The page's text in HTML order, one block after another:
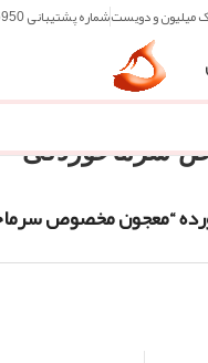
میلیون و دویستشماره پشتیبانی 09981786950
سرماخوردگی
“معجون مخصوص